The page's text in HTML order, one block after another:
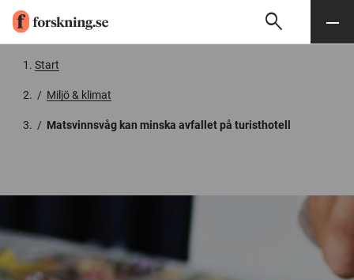
Söksearch Meny
Start
/ Miljö & klimat
/ Matsvinnsvåg kan minska avfallet på turisthotell